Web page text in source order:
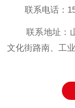
联系电话：
联系地址：
文化街路南、工